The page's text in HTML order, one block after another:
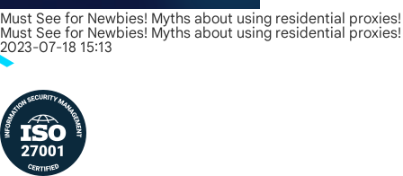
Must See for Newbies! Myths about using residential proxies!
Must See for Newbies! Myths about using residential proxies!
2023-07-18 15:13